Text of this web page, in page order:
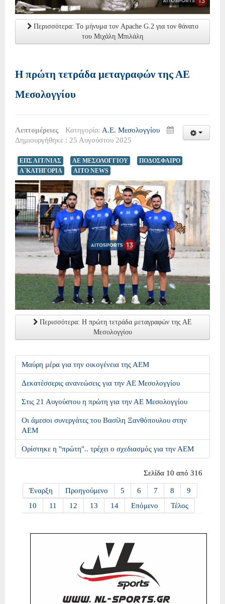
Περισσότερα: Το μήνυμα τον Apache G.2 για τον θάνατο
του Μιχάλη Μπιλάλη
Η πρώτη τετράδα μεταγραφών της ΑΕ
Μεσολογγίου
Λεπτομέρειες Κατηγορία: Α.Ε. Μεσολογγίου
Δημιουργήθηκε : 25 Αυγούστου 2025
ΕΠΣ ΑΙΤ/ΝΙΑΣ ΑΕ ΜΕΣΟΛΟΓΓΙΟΥ
ΠΟΔΟΣΦΑΙΡΟ
Α΄ΚΑΤΗΓΟΡΙΑ
AITO NEWS
Περισσότερα: Η πρώτη τετράδα μεταγραφών της ΑΕ
Μεσολογγίου
Μαύρη μέρα για την οικογένεια της ΑΕΜ
Δεκατέσσερις ανανεώσεις για την ΑΕ Μεσολογγίου
Στις 21 Αυγούστου η πρώτη για την ΑΕ Μεσολογγίου
Οι άμεσοι συνεργάτες του Βασίλη Ξανθόπουλου στην
ΑΕΜ
Ορίστηκε η ''πρώτη''.. τρέχει ο σχεδιασμός για την ΑΕΜ
Σελίδα 10 από 316
Έναρξη Προηγούμενο 5 6 7 8
9
10
11 12 13 14 Επόμενο Τέλος